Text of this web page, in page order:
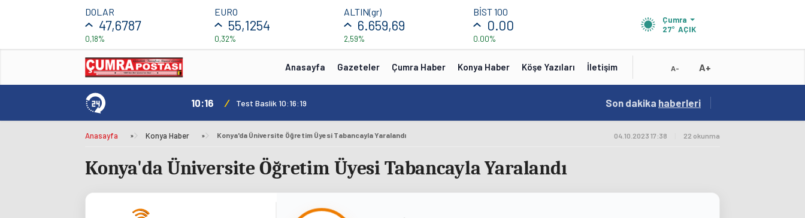
DOLAR
47,6787
0,18%
EURO
55,1254
0,32%
ALTIN(gr)
6.659,69
2,59%
BİST 100
0.00
0.00%
Çumra
27° AÇIK
Anasayfa Gazeteler Çumra Haber Konya Haber Köşe Yazıları İletişim A- A+
10:16 / Test Baslik 10:16:19 19:01 / Konya'nın Zengin Mutfağı GastroFest'te
Son dakika haberleri
Anasayfa » Konya Haber » Konya'da Üniversite Öğretim Üyesi Tabancayla Yaralandı 04.10.2023 17:38 22 okunma
Konya'da Üniversite Öğretim Üyesi Tabancayla Yaralandı